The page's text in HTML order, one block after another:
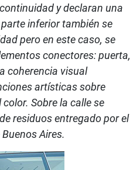
y declaran una
inferior también se
pero en este caso, se
conectores: puerta,
coherencia visual
artísticas sobre
Sobre la calle se
residuos entregado por el
Aires.